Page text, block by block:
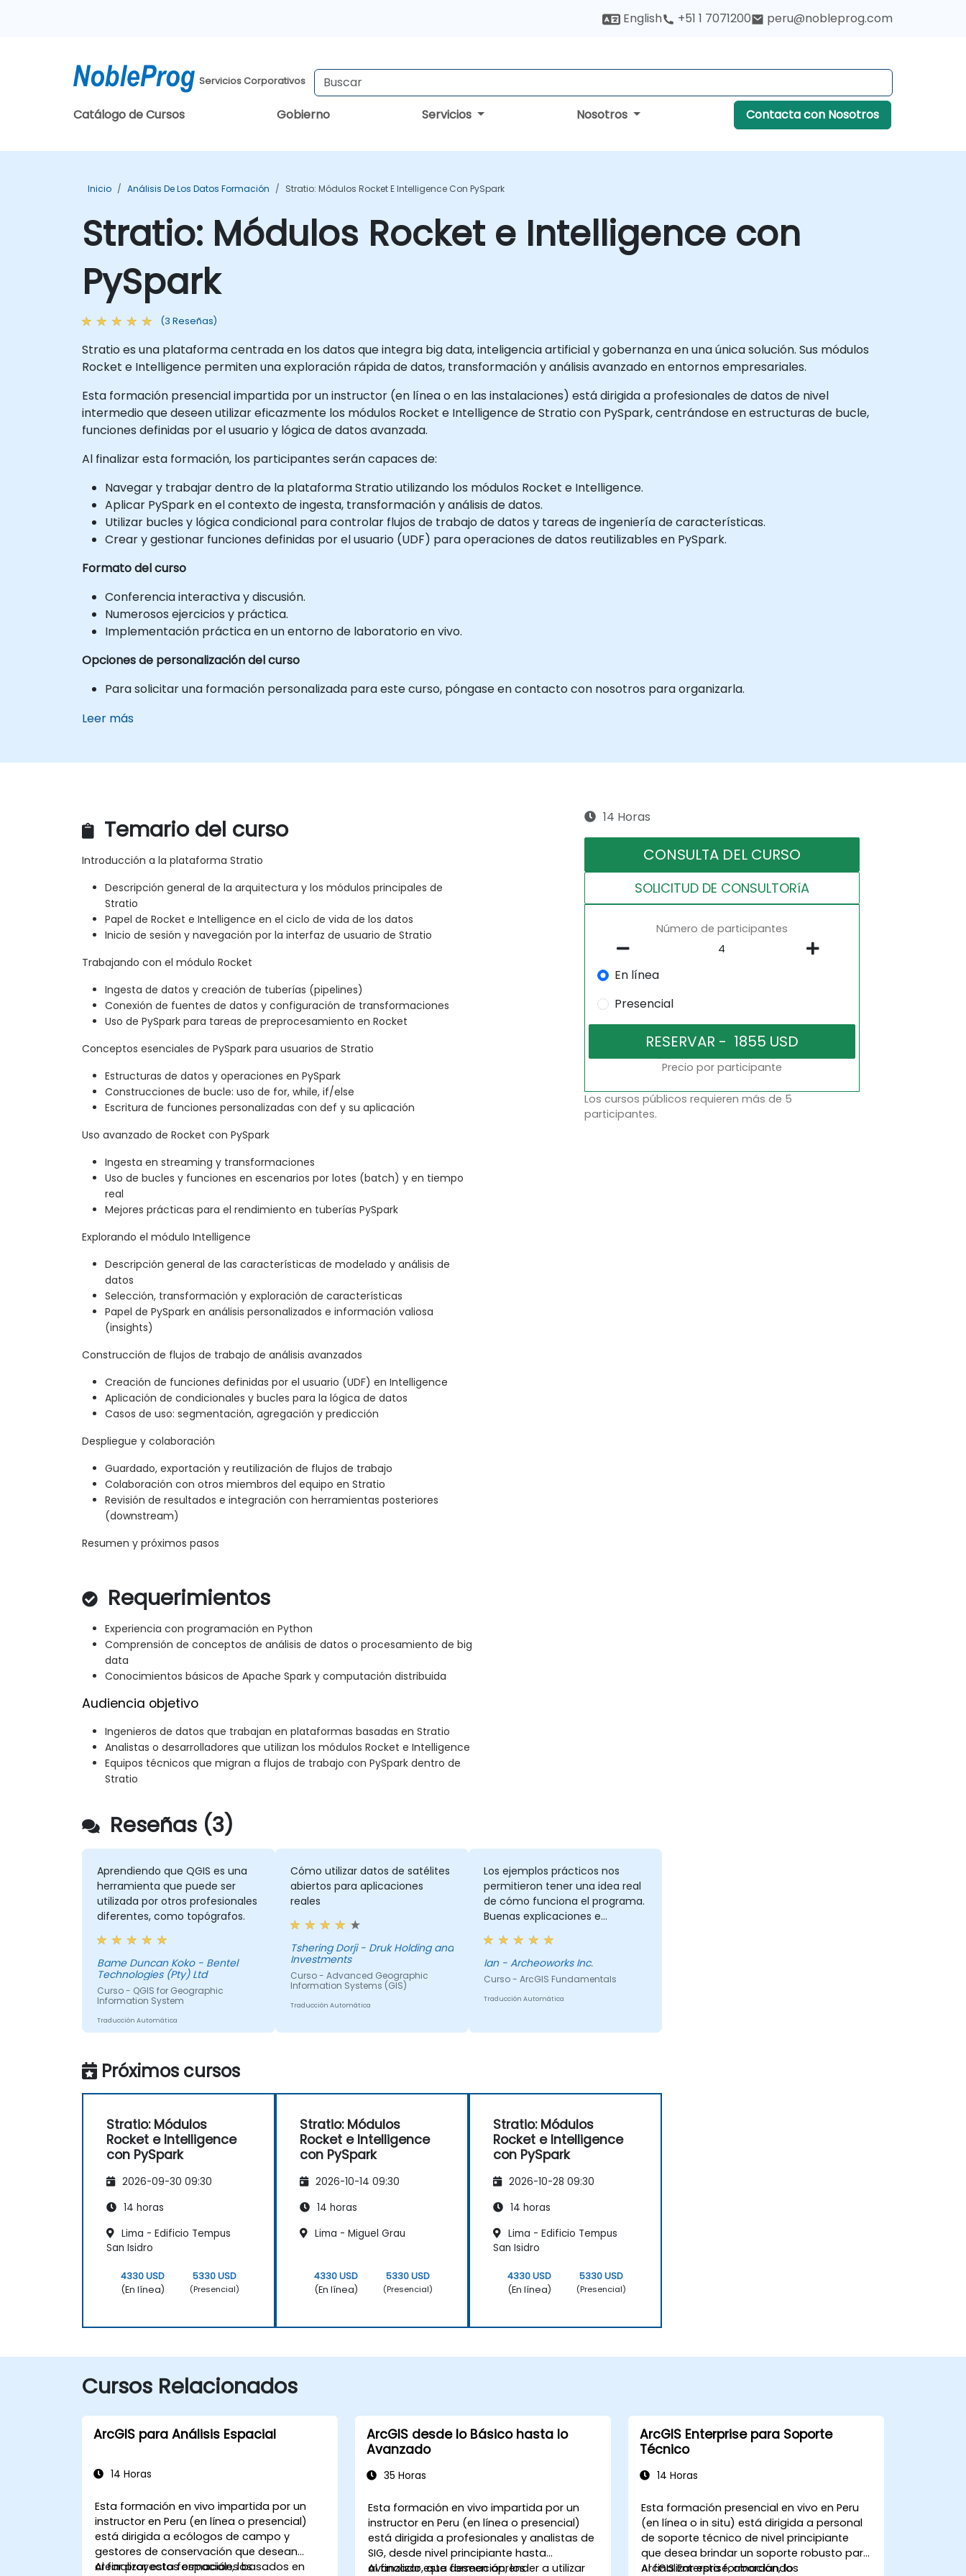
English +51 1 7071200 peru@nobleprog.com
Servicios Corporativos
Catálogo de Cursos Gobierno Servicios Nosotros Contacta con Nosotros
Inicio Análisis De Los Datos Formación Stratio: Módulos Rocket E Intelligence Con PySpark
Stratio: Módulos Rocket e Intelligence con
PySpark
(3 Reseñas)
Stratio es una plataforma centrada en los datos que integra big data, inteligencia artificial y gobernanza en una única solución. Sus módulos
Rocket e Intelligence permiten una exploración rápida de datos, transformación y análisis avanzado en entornos empresariales.
Esta formación presencial impartida por un instructor (en línea o en las instalaciones) está dirigida a profesionales de datos de nivel
intermedio que deseen utilizar eficazmente los módulos Rocket e Intelligence de Stratio con PySpark, centrándose en estructuras de bucle,
funciones definidas por el usuario y lógica de datos avanzada.
Al finalizar esta formación, los participantes serán capaces de:
Navegar y trabajar dentro de la plataforma Stratio utilizando los módulos Rocket e Intelligence.
Aplicar PySpark en el contexto de ingesta, transformación y análisis de datos.
Utilizar bucles y lógica condicional para controlar flujos de trabajo de datos y tareas de ingeniería de características.
Crear y gestionar funciones definidas por el usuario (UDF) para operaciones de datos reutilizables en PySpark.
Formato del curso
Conferencia interactiva y discusión.
Numerosos ejercicios y práctica.
Implementación práctica en un entorno de laboratorio en vivo.
Opciones de personalización del curso
Para solicitar una formación personalizada para este curso, póngase en contacto con nosotros para organizarla.
Leer más
Temario del curso
Introducción a la plataforma Stratio
Descripción general de la arquitectura y los módulos principales de
Stratio
Papel de Rocket e Intelligence en el ciclo de vida de los datos
Inicio de sesión y navegación por la interfaz de usuario de Stratio
Trabajando con el módulo Rocket
Ingesta de datos y creación de tuberías (pipelines)
Conexión de fuentes de datos y configuración de transformaciones
Uso de PySpark para tareas de preprocesamiento en Rocket
Conceptos esenciales de PySpark para usuarios de Stratio
Estructuras de datos y operaciones en PySpark
Construcciones de bucle: uso de for, while, if/else
Escritura de funciones personalizadas con def y su aplicación
Uso avanzado de Rocket con PySpark
Ingesta en streaming y transformaciones
Uso de bucles y funciones en escenarios por lotes (batch) y en tiempo
real
Mejores prácticas para el rendimiento en tuberías PySpark
Explorando el módulo Intelligence
Descripción general de las características de modelado y análisis de
datos
Selección, transformación y exploración de características
Papel de PySpark en análisis personalizados e información valiosa
(insights)
Construcción de flujos de trabajo de análisis avanzados
Creación de funciones definidas por el usuario (UDF) en Intelligence
Aplicación de condicionales y bucles para la lógica de datos
Casos de uso: segmentación, agregación y predicción
Despliegue y colaboración
Guardado, exportación y reutilización de flujos de trabajo
Colaboración con otros miembros del equipo en Stratio
Revisión de resultados e integración con herramientas posteriores
(downstream)
Resumen y próximos pasos
Requerimientos
Experiencia con programación en Python
Comprensión de conceptos de análisis de datos o procesamiento de big
data
Conocimientos básicos de Apache Spark y computación distribuida
Audiencia objetivo
Ingenieros de datos que trabajan en plataformas basadas en Stratio
Analistas o desarrolladores que utilizan los módulos Rocket e Intelligence
Equipos técnicos que migran a flujos de trabajo con PySpark dentro de
Stratio
14 Horas
CONSULTA DEL CURSO
SOLICITUD DE CONSULTORíA
Número de participantes
En línea
Presencial
Precio por participante
Los cursos públicos requieren más de 5
participantes.
Reseñas (3)
Aprendiendo que QGIS es una
herramienta que puede ser
utilizada por otros profesionales
diferentes, como topógrafos.
Bame Duncan Koko - Bentel
Technologies (Pty) Ltd
Curso - QGIS for Geographic
Information System
Traducción Automática
Cómo utilizar datos de satélites
abiertos para aplicaciones
reales
Tshering Dorji - Druk Holding and
Investments
Curso - Advanced Geographic
Information Systems (GIS)
Traducción Automática
Los ejemplos prácticos nos
permitieron tener una idea real
de cómo funciona el programa.
Buenas explicaciones e
integración de conceptos
teóricos y su relación con las
aplicaciones prácticas.
Ian - Archeoworks Inc.
Curso - ArcGIS Fundamentals
Traducción Automática
Próximos cursos
Stratio: Módulos
Rocket e Intelligence
con PySpark
2026-09-30 09:30
14 horas
Lima - Edificio Tempus
San Isidro
4330 USD
(En línea)
5330 USD
(Presencial)
Stratio: Módulos
Rocket e Intelligence
con PySpark
2026-10-14 09:30
14 horas
Lima - Miguel Grau
4330 USD
(En línea)
5330 USD
(Presencial)
Stratio: Módulos
Rocket e Intelligence
con PySpark
2026-10-28 09:30
14 horas
Lima - Edificio Tempus
San Isidro
4330 USD
(En línea)
5330 USD
(Presencial)
Cursos Relacionados
ArcGIS para Análisis Espacial
14 Horas
Esta formación en vivo impartida por un
instructor en Peru (en línea o presencial)
está dirigida a ecólogos de campo y
gestores de conservación que desean
crear proyectos espaciales basados en
Al finalizar esta formación, los
ArcGIS desde lo Básico hasta lo
Avanzado
35 Horas
Esta formación en vivo impartida por un
instructor en Peru (en línea o presencial)
está dirigida a profesionales y analistas de
SIG, desde nivel principiante hasta
avanzado, que deseen aprender a utilizar
Al finalizar esta formación, los
ArcGIS Enterprise para Soporte
Técnico
14 Horas
Esta formación presencial en vivo en Peru
(en línea o in situ) está dirigida a personal
de soporte técnico de nivel principiante
que desea brindar un soporte robusto para
ArcGIS Enterprise, abordando
Al finalizar esta formación, los